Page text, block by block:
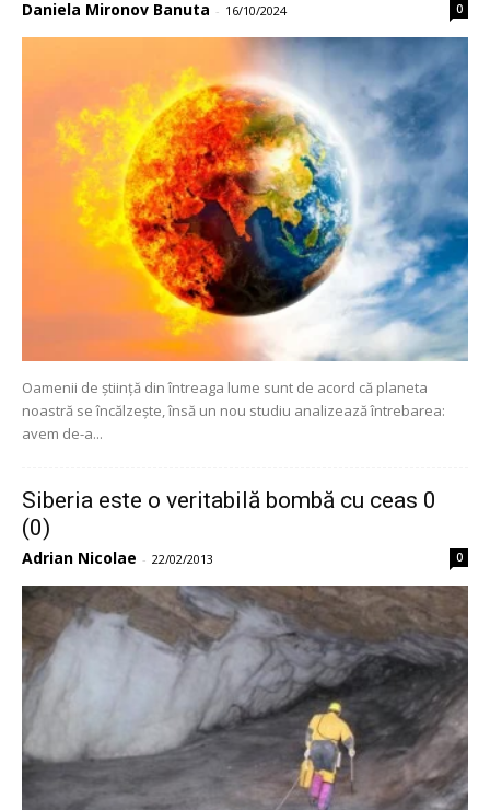
Daniela Mironov Banuta - 16/10/2024 0
Oamenii de știință din întreaga lume sunt de acord că planeta
noastră se încălzește, însă un nou studiu analizează întrebarea:
avem de-a...
Siberia este o veritabilă bombă cu ceas 0
(0)
Adrian Nicolae - 22/02/2013 0